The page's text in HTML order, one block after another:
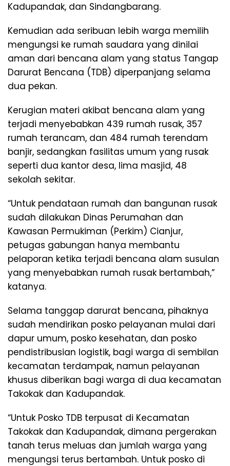
Kadupandak, dan Sindangbarang.
Kemudian ada seribuan lebih warga memilih
mengungsi ke rumah saudara yang dinilai
aman dari bencana alam yang status Tangap
Darurat Bencana (TDB) diperpanjang selama
dua pekan.
Kerugian materi akibat bencana alam yang
terjadi menyebabkan 439 rumah rusak, 357
rumah terancam, dan 484 rumah terendam
banjir, sedangkan fasilitas umum yang rusak
seperti dua kantor desa, lima masjid, 48
sekolah sekitar.
“Untuk pendataan rumah dan bangunan rusak
sudah dilakukan Dinas Perumahan dan
Kawasan Permukiman (Perkim) Cianjur,
petugas gabungan hanya membantu
pelaporan ketika terjadi bencana alam susulan
yang menyebabkan rumah rusak bertambah,”
katanya.
Selama tanggap darurat bencana, pihaknya
sudah mendirikan posko pelayanan mulai dari
dapur umum, posko kesehatan, dan posko
pendistribusian logistik, bagi warga di sembilan
kecamatan terdampak, namun pelayanan
khusus diberikan bagi warga di dua kecamatan
Takokak dan Kadupandak.
“Untuk Posko TDB terpusat di Kecamatan
Takokak dan Kadupandak, dimana pergerakan
tanah terus meluas dan jumlah warga yang
mengungsi terus bertambah. Untuk posko di